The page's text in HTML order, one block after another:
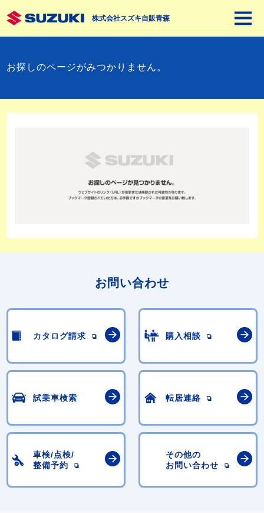
株式会社スズキ自販青森
お探しのページがみつかりません。
お問い合わせ
カタログ請求 購入相談
試乗車検索 転居連絡
車検/点検/
整備予約
その他の
お問い合わせ